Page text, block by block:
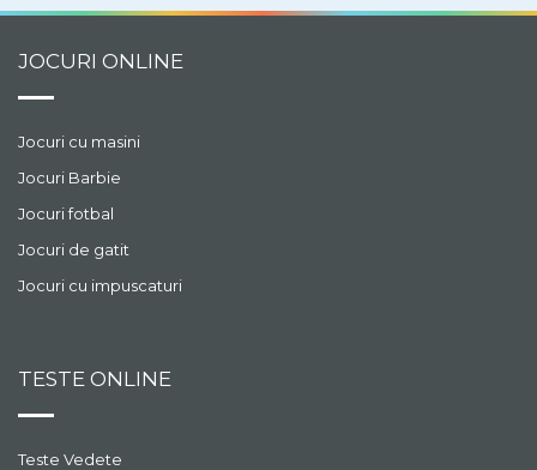
JOCURI ONLINE
Jocuri cu masini
Jocuri Barbie
Jocuri fotbal
Jocuri de gatit
Jocuri cu impuscaturi
TESTE ONLINE
Teste Vedete